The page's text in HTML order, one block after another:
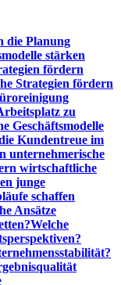
die Planung
stärken
fördern
Strategien fördern
zu
Geschäftsmodelle
Kundentreue im
unternehmerische
wirtschaftliche
junge
schaffen
Ansätze
Welche